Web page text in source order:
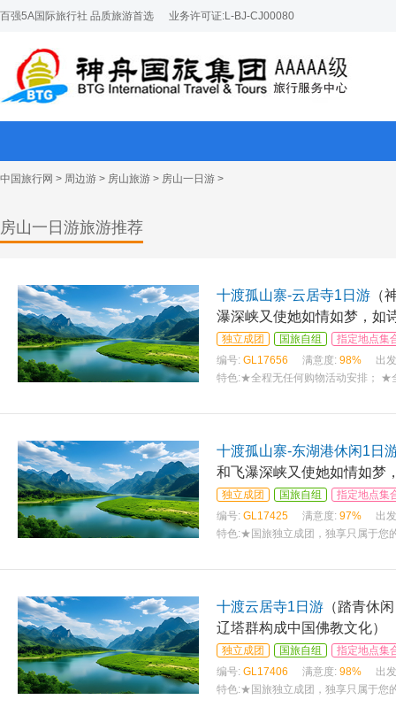
百强5A国际旅行社 品质旅游首选 业务许可证:L-BJ-CJ00080
中国旅行网 > 周边游 > 房山旅游 > 房山一日游 >
房山一日游旅游推荐
十渡孤山寨-云居寺1日游 （
瀑深峡又使她如情如梦，如
独立成团 国旅自组
指定地点集
编号: GL17656 满意度: 98%
出
特色:★全程无任何购物活动安排； ★
十渡孤山寨-东湖港休闲1日
和飞瀑深峡又使她如情如梦
独立成团 国旅自组
指定地点集
编号: GL17425 满意度: 97%
出
特色:★国旅独立成团，独享只属于您
十渡云居寺1日游 （踏青休
辽塔群构成中国佛教文化）
独立成团 国旅自组
指定地点集
编号: GL17406 满意度: 98%
出
特色:★国旅独立成团，独享只属于您